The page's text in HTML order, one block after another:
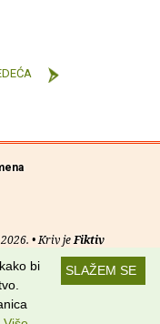
• Kriv jeFiktiv
RSS kanaliSLAŽEM SE
bi